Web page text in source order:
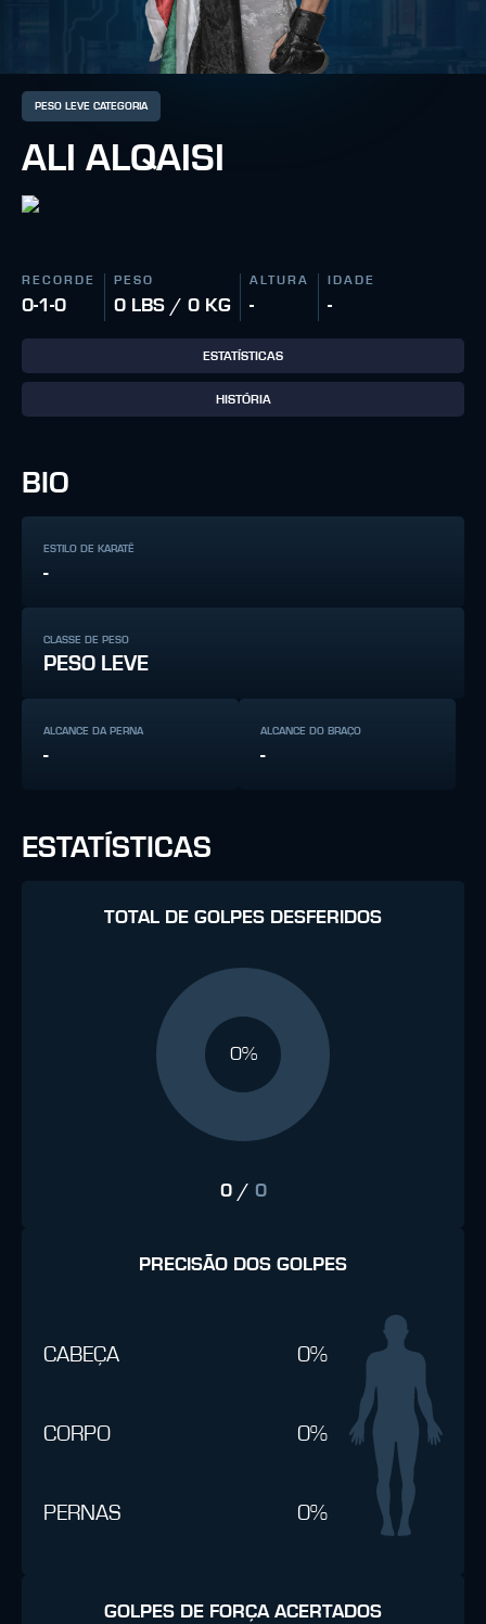
PESO LEVE CATEGORIA
ALI ALQAISI
RECORDE
0-1-0
PESO
0 LBS / 0 KG
ALTURA
-
IDADE
-
ESTATÍSTICAS
HISTÓRIA
BIO
ESTILO DE KARATÊ
-
CLASSE DE PESO
PESO LEVE
ALCANCE DA PERNA
-
ALCANCE DO BRAÇO
-
ESTATÍSTICAS
TOTAL DE GOLPES DESFERIDOS
0%
0/ 0
PRECISÃO DOS GOLPES
CABEÇA 0%
CORPO 0%
PERNAS 0%
GOLPES DE FORÇA ACERTADOS